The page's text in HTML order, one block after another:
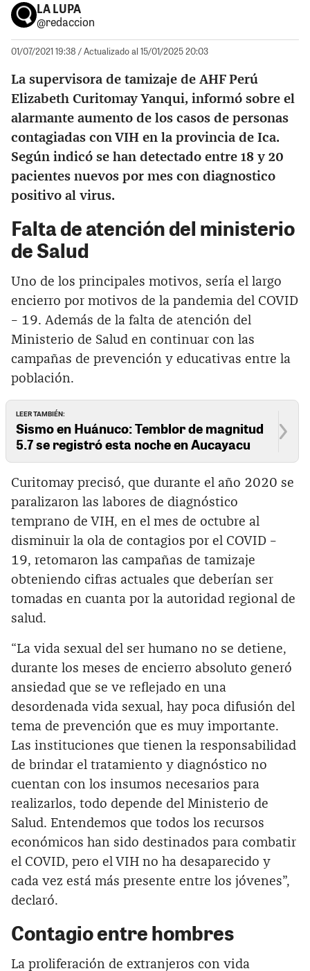
LA LUPA
@redaccion
01/07/2021 19:38 / Actualizado al 15/01/2025 20:03
La supervisora de tamizaje de AHF Perú
Elizabeth Curitomay Yanqui, informó sobre el
alarmante aumento de los casos de personas
contagiadas con VIH en la provincia de Ica.
Según indicó se han detectado entre 18 y 20
pacientes nuevos por mes con diagnostico
positivo al virus.
Falta de atención del ministerio
de Salud
Uno de los principales motivos, sería el largo
encierro por motivos de la pandemia del COVID
– 19. Además de la falta de atención del
Ministerio de Salud en continuar con las
campañas de prevención y educativas entre la
población.
LEER TAMBIÉN:
Sismo en Huánuco: Temblor de magnitud
5.7 se registró esta noche en Aucayacu
Curitomay precisó, que durante el año 2020 se
paralizaron las labores de diagnóstico
temprano de VIH, en el mes de octubre al
disminuir la ola de contagios por el COVID –
19, retomaron las campañas de tamizaje
obteniendo cifras actuales que deberían ser
tomadas en cuanta por la autoridad regional de
salud.
“La vida sexual del ser humano no se detiene,
durante los meses de encierro absoluto generó
ansiedad que se ve reflejado en una
desordenada vida sexual, hay poca difusión del
tema de prevención que es muy importante.
Las instituciones que tienen la responsabilidad
de brindar el tratamiento y diagnóstico no
cuentan con los insumos necesarios para
realizarlos, todo depende del Ministerio de
Salud. Entendemos que todos los recursos
económicos han sido destinados para combatir
el COVID, pero el VIH no ha desaparecido y
cada vez está más presente entre los jóvenes”,
declaró.
Contagio entre hombres
La proliferación de extranjeros con vida